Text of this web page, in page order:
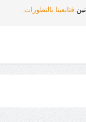
فتابعينا بالتطورات.